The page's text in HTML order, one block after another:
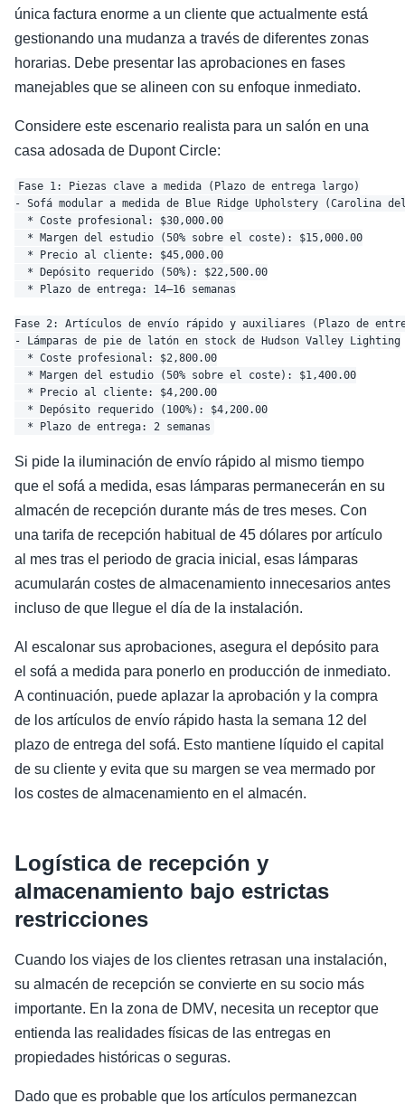
única factura enorme a un cliente que actualmente está
gestionando una mudanza a través de diferentes zonas
horarias. Debe presentar las aprobaciones en fases
manejables que se alineen con su enfoque inmediato.
Considere este escenario realista para un salón en una
casa adosada de Dupont Circle:
Fase 1: Piezas clave a medida (Plazo de entrega largo)
- Sofá modular a medida de Blue Ridge Upholstery (Carolina
  * Coste profesional: $30,000.00
  * Margen del estudio (50% sobre el coste): $15,000.00
  * Precio al cliente: $45,000.00
  * Depósito requerido (50%): $22,500.00
  * Plazo de entrega: 14–16 semanas
Fase 2: Artículos de envío rápido y auxiliares (Plazo de
- Lámparas de pie de latón en stock de Hudson Valley Lighting
  * Coste profesional: $2,800.00
  * Margen del estudio (50% sobre el coste): $1,400.00
  * Precio al cliente: $4,200.00
  * Depósito requerido (100%): $4,200.00
Si pide la iluminación de envío rápido al mismo tiempo
que el sofá a medida, esas lámparas permanecerán en su
almacén de recepción durante más de tres meses. Con
una tarifa de recepción habitual de 45 dólares por artículo
al mes tras el periodo de gracia inicial, esas lámparas
acumularán costes de almacenamiento innecesarios antes
incluso de que llegue el día de la instalación.
Al escalonar sus aprobaciones, asegura el depósito para
el sofá a medida para ponerlo en producción de inmediato.
A continuación, puede aplazar la aprobación y la compra
de los artículos de envío rápido hasta la semana 12 del
plazo de entrega del sofá. Esto mantiene líquido el capital
de su cliente y evita que su margen se vea mermado por
los costes de almacenamiento en el almacén.
Logística de recepción y
almacenamiento bajo estrictas
restricciones
Cuando los viajes de los clientes retrasan una instalación,
su almacén de recepción se convierte en su socio más
importante. En la zona de DMV, necesita un receptor que
entienda las realidades físicas de las entregas en
propiedades históricas o seguras.
Dado que es probable que los artículos permanezcan